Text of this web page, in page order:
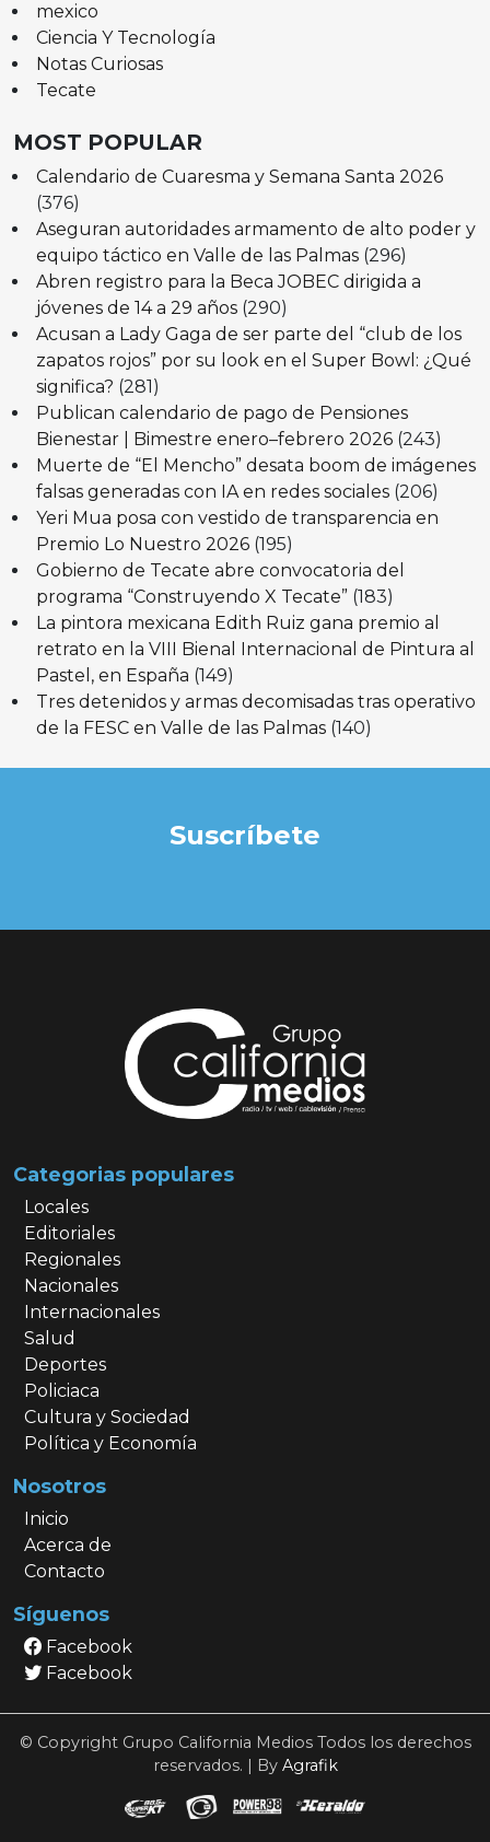
mexico
Ciencia Y Tecnología
Notas Curiosas
Tecate
MOST POPULAR
Calendario de Cuaresma y Semana Santa 2026
(376)
Aseguran autoridades armamento de alto poder y
equipo táctico en Valle de las Palmas (296)
Abren registro para la Beca JOBEC dirigida a
jóvenes de 14 a 29 años (290)
Acusan a Lady Gaga de ser parte del “club de los
zapatos rojos” por su look en el Super Bowl: ¿Qué
significa? (281)
Publican calendario de pago de Pensiones
Bienestar | Bimestre enero–febrero 2026 (243)
Muerte de “El Mencho” desata boom de imágenes
falsas generadas con IA en redes sociales (206)
Yeri Mua posa con vestido de transparencia en
Premio Lo Nuestro 2026 (195)
Gobierno de Tecate abre convocatoria del
programa “Construyendo X Tecate” (183)
La pintora mexicana Edith Ruiz gana premio al
retrato en la VIII Bienal Internacional de Pintura al
Pastel, en España (149)
Tres detenidos y armas decomisadas tras operativo
de la FESC en Valle de las Palmas (140)
Suscríbete
Categorias populares
Locales
Editoriales
Regionales
Nacionales
Internacionales
Salud
Deportes
Policiaca
Cultura y Sociedad
Política y Economía
Nosotros
Inicio
Acerca de
Contacto
Síguenos
Facebook
Facebook
© Copyright Grupo California Medios Todos los derechos
reservados. | By Agrafik